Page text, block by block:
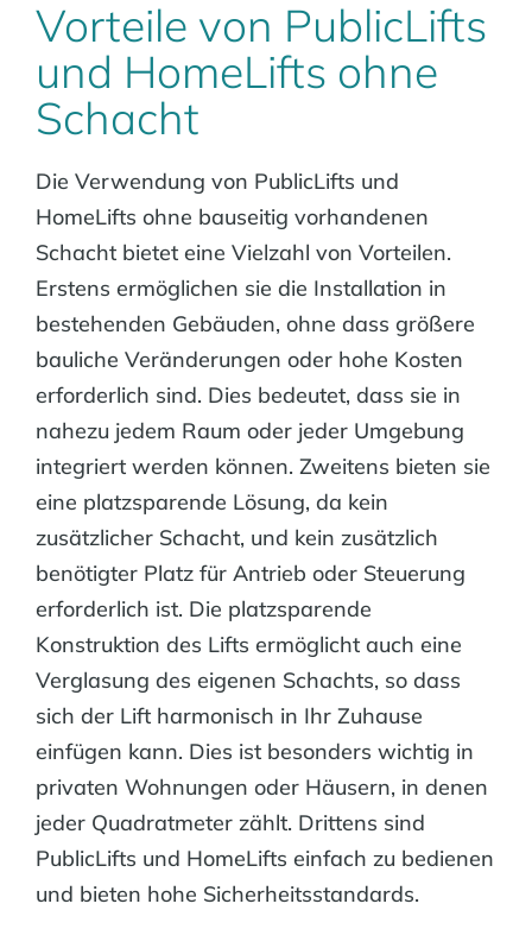
Vorteile von PublicLifts
und HomeLifts ohne
Schacht
Die Verwendung von PublicLifts und
HomeLifts ohne bauseitig vorhandenen
Schacht bietet eine Vielzahl von Vorteilen.
Erstens ermöglichen sie die Installation in
bestehenden Gebäuden, ohne dass größere
bauliche Veränderungen oder hohe Kosten
erforderlich sind. Dies bedeutet, dass sie in
nahezu jedem Raum oder jeder Umgebung
integriert werden können. Zweitens bieten sie
eine platzsparende Lösung, da kein
zusätzlicher Schacht, und kein zusätzlich
benötigter Platz für Antrieb oder Steuerung
erforderlich ist. Die platzsparende
Konstruktion des Lifts ermöglicht auch eine
Verglasung des eigenen Schachts, so dass
sich der Lift harmonisch in Ihr Zuhause
einfügen kann. Dies ist besonders wichtig in
privaten Wohnungen oder Häusern, in denen
jeder Quadratmeter zählt. Drittens sind
PublicLifts und HomeLifts einfach zu bedienen
und bieten hohe Sicherheitsstandards.